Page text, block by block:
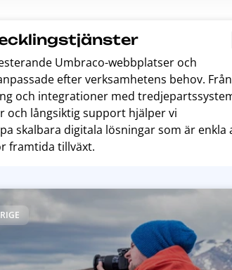
Umbraco-webbplatser och
efter verksamhetens behov. Från
och integrationer med
långsiktig support hjälper vi
skalbara digitala lösningar som är enkla
framtida tillväxt.